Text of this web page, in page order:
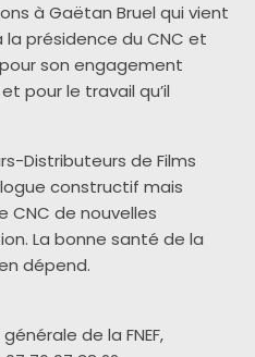
à Gaëtan Bruel qui vient
présidence du CNC et
son engagement
pour le travail qu’il
Distributeurs de Films
constructif mais
CNC de nouvelles
La bonne santé de la
dépend.
de la FNEF,